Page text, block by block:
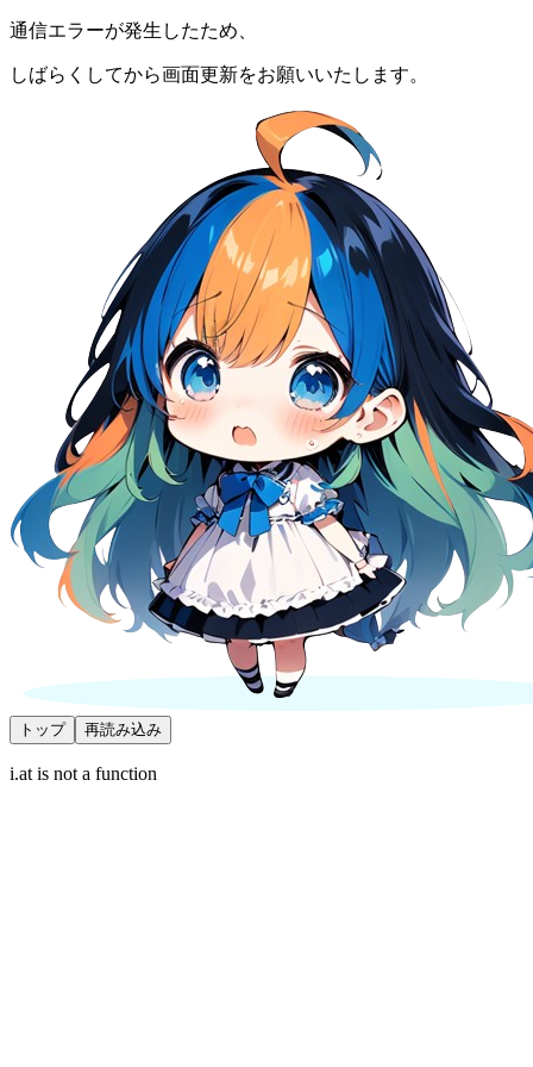
通信エラーが発生したため、
しばらくしてから画面更新をお願いいたします。
トップ 再読み込み
i.at is not a function